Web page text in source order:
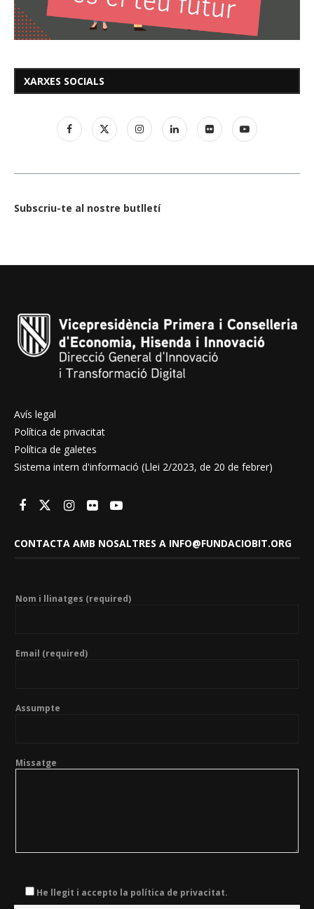
XARXES SOCIALS
Subscriu-te al nostre butlletí
Avís legal
Política de privacitat
Política de galetes
Sistema intern d'informació (Llei 2/2023, de 20 de febrer)
CONTACTA AMB NOSALTRES A INFO@FUNDACIOBIT.ORG
Nom i llinatges (required)
Email (required)
Assumpte
Missatge
He llegit i accepto la política de privacitat.